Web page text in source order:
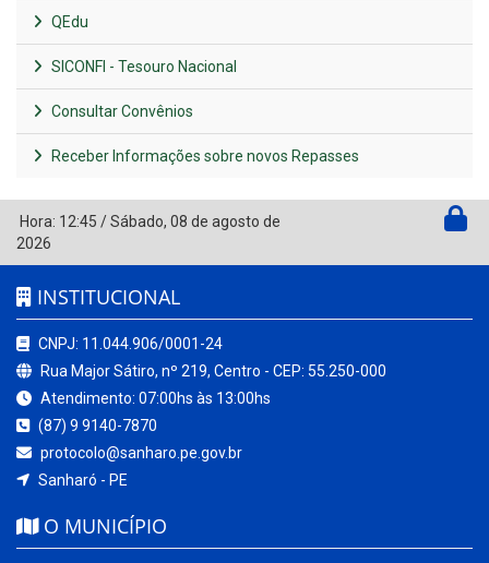
QEdu
SICONFI - Tesouro Nacional
Consultar Convênios
Receber Informações sobre novos Repasses
Hora: 12:45 /Sábado, 08 de agosto de
2026
INSTITUCIONAL
CNPJ: 11.044.906/0001-24
Rua Major Sátiro, nº 219, Centro - CEP: 55.250-000
Atendimento: 07:00hs às 13:00hs
(87) 9 9140-7870
protocolo@sanharo.pe.gov.br
Sanharó - PE
O MUNICÍPIO